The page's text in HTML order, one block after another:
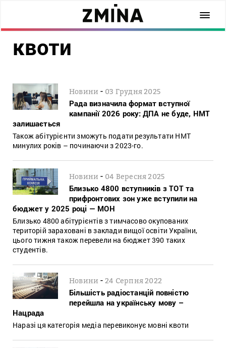
квоти
Новини - 03 Грудня 2025
Рада визначила формат вступної
кампанії 2026 року: ДПА не буде, НМТ
залишається
Також абітурієнти зможуть подати результати НМТ
минулих років – починаючи з 2023-го.
Новини - 04 Вересня 2025
Близько 4800 вступників з ТОТ та
прифронтових зон уже вступили на
бюджет у 2025 році — МОН
Близько 4800 абітурієнтів з тимчасово окупованих
територій зараховані в заклади вищої освіти України,
цього тижня також перевели на бюджет 390 таких
студентів.
Новини -24 Серпня 2022
Більшість радіостанцій повністю
перейшла на українську мову –
Нацрада
Наразі ця категорія медіа перевиконує мовні квоти